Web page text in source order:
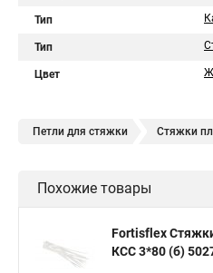
Тип
Тип
Цвет
Петли для стяжки Стяжки
Стяжки зажим Хомут
Стяжка alt Хомуты стяжки
Похожие товары
Fortisflex
КСС 3*80 (б)